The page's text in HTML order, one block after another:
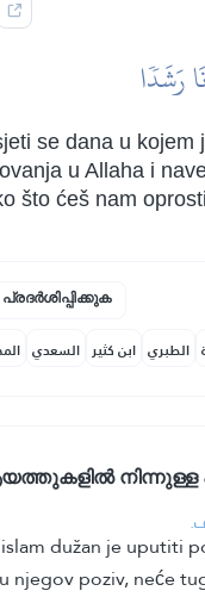
رَشَدٗا
se dana u
u Allaha i
što ćeš nam
السعدي ابن كثير الطبري
നിന്നുള്ള
dužan je uputiti
njegov poziv, neće